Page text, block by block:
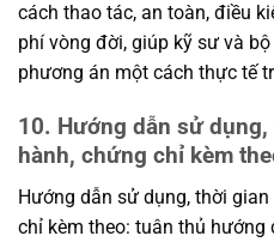
cách thao tác, an toàn, điều
phí vòng đời, giúp kỹ sư và
phương án một cách thực tế
10. Hướng dẫn sử
hành, chứng chỉ kèm
Hướng dẫn sử dụng, thời
chỉ kèm theo: tuân thủ hướng